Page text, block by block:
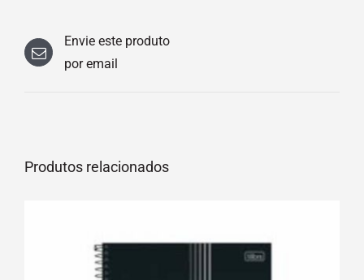
Envie este produto
por email
Produtos relacionados